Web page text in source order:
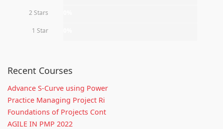
2 Stars
1 Star
Recent Courses
Advance S-Curve using Power
Practice Managing Project Ri
Foundations of Projects Cont
AGILE IN PMP 2022